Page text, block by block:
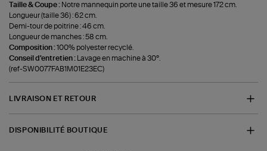
Taille & Coupe : Notre mannequin porte une taille 36 et mesure 172 cm.
Longueur (taille 36) : 62 cm.
Demi-tour de poitrine : 46 cm.
Longueur de manches : 58 cm.
Composition :100% polyester recyclé.
Conseil d'entretien :
Lavage en machine à 30°.
(ref-SW0077FAB1M01E23EC)
LIVRAISON ET RETOUR
DISPONIBILITÉ BOUTIQUE